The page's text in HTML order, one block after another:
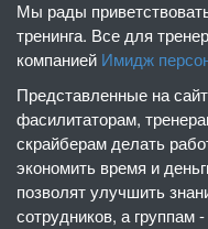
Мы рады
тренинга. Все для
компанией Имидж
Представленные на
фасилитаторам,
скрайберам делать
экономить время и
позволят улучшить
сотрудников, а группам